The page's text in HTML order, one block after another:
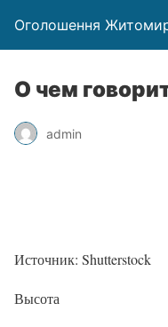
Оголошення
О чем
admin
Источник: Shutterstock
Высота